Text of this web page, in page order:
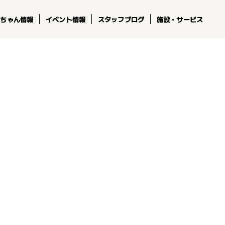
ゃん情報 イベント情報 スタッフブログ 施設・サービス